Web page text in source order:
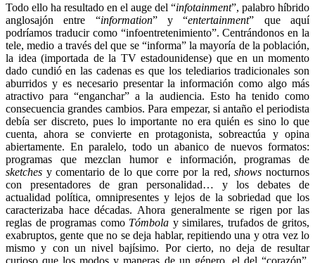
Todo ello ha resultado en el auge del “infotainment”, palabro híbrido
anglosajón entre “information” y “entertainment” que aquí
podríamos traducir como “infoentretenimiento”. Centrándonos en la
tele, medio a través del que se “informa” la mayoría de la población,
la idea (importada de la TV estadounidense) que en un momento
dado cundió en las cadenas es que los telediarios tradicionales son
aburridos y es necesario presentar la información como algo más
atractivo para “enganchar” a la audiencia. Esto ha tenido como
consecuencia grandes cambios. Para empezar, si antaño el periodista
debía ser discreto, pues lo importante no era quién es sino lo que
cuenta, ahora se convierte en protagonista, sobreactúa y opina
abiertamente. En paralelo, todo un abanico de nuevos formatos:
programas que mezclan humor e información, programas de
sketches y comentario de lo que corre por la red,shows nocturnos
con presentadores de gran personalidad… y los debates de
actualidad política, omnipresentes y lejos de la sobriedad que los
caracterizaba hace décadas. Ahora generalmente se rigen por las
reglas de programas como Tómbola y similares, trufados de gritos,
exabruptos, gente que no se deja hablar, repitiendo una y otra vez lo
mismo y con un nivel bajísimo. Por cierto, no deja de resultar
curioso que los modos y maneras de un género, el del “corazón”,